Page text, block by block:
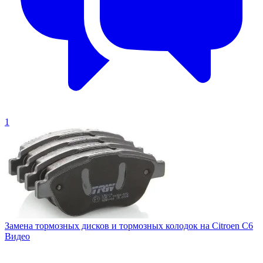
1
Замена тормозных дисков и тормозных колодок на Citroen C6
Видео